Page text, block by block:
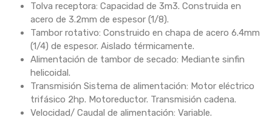
Tolva receptora: Capacidad de 3m3. Construida en
acero de 3.2mm de espesor (1/8).
Tambor rotativo: Construido en chapa de acero 6.4mm
(1/4) de espesor. Aislado térmicamente.
Alimentación de tambor de secado: Mediante sinfin
helicoidal.
Transmisión Sistema de alimentación: Motor eléctrico
trifásico 2hp. Motoreductor. Transmisión cadena.
Velocidad/ Caudal de alimentación: Variable.